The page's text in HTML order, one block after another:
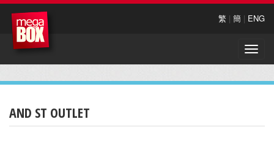
繁 | 簡 | ENG
Toggle
AND ST OUTLET